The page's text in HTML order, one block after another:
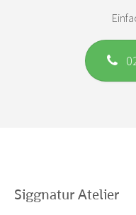
Siggnatur Atelier